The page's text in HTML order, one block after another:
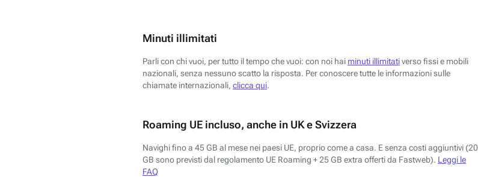
Minuti illimitati
Parli con chi vuoi, per tutto il tempo che vuoi: con noi hai minuti illimitativerso fissi e mobili
nazionali, senza nessuno scatto la risposta. Per conoscere tutte le informazioni sulle
chiamate internazionali, clicca qui.
Roaming UE incluso, anche in UK e Svizzera
Navighi fino a 45 GB al mese nei paesi UE, proprio come a casa. E senza costi aggiuntivi (20
GB sono previsti dal regolamento UE Roaming + 25 GB extra offerti da Fastweb). Leggi le
FAQ